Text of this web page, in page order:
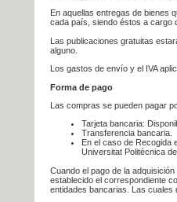
En aquellas entregas de bienes
cada país, siendo éstos a cargo
Las publicaciones gratuitas
alguno.
Los gastos de envío y el IVA
Forma de pago
Las compras se pueden pagar
Tarjeta bancaria:
Transferencia bancaria.
En el caso de Recogida
Universitat Politècnica
Cuando el pago de la
establecido el correspondiente
entidades bancarias. Las cuales